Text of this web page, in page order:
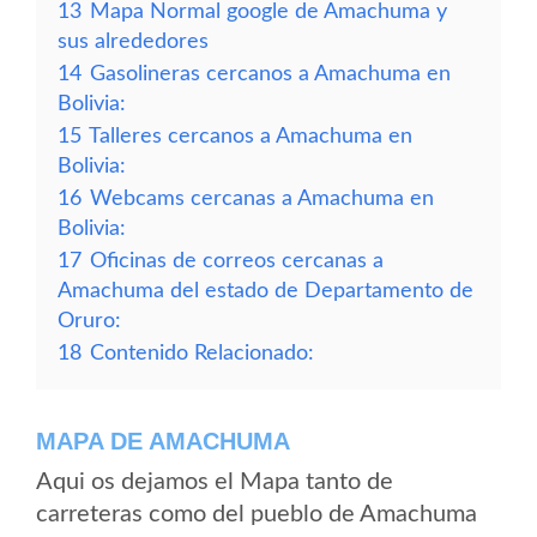
13 Mapa Normal google de Amachuma y
sus alrededores
14 Gasolineras cercanos a Amachuma en
Bolivia:
15 Talleres cercanos a Amachuma en
Bolivia:
16 Webcams cercanas a Amachuma en
Bolivia:
17 Oficinas de correos cercanas a
Amachuma del estado de Departamento de
Oruro:
18 Contenido Relacionado:
MAPA DE AMACHUMA
Aqui os dejamos el Mapa tanto de
carreteras como del pueblo de Amachuma